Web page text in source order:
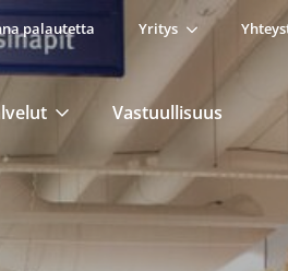
palautetta Yritys
Vastuullisuus